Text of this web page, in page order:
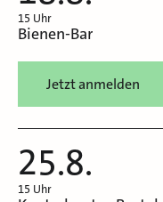
15 Uhr
Bienen-Bar
Jetzt anmelden
25.8.
15 Uhr